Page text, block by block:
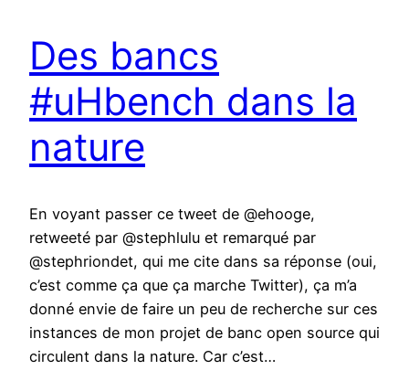
Des bancs
#uHbench dans la
nature
En voyant passer ce tweet de @ehooge,
retweeté par @stephlulu et remarqué par
@stephriondet, qui me cite dans sa réponse (oui,
c’est comme ça que ça marche Twitter), ça m’a
donné envie de faire un peu de recherche sur ces
instances de mon projet de banc open source qui
circulent dans la nature. Car c’est…